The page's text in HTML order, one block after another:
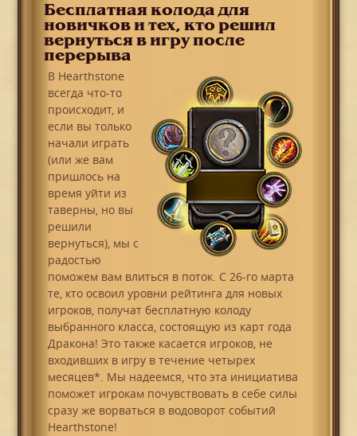
Бесплатная колода для
новичков и тех, кто решил
вернуться в игру после
перерыва
В Hearthstone
всегда что-то
происходит, и
если вы только
начали играть
(или же вам
пришлось на
время уйти из
таверны, но вы
решили
вернуться), мы с
радостью
поможем вам влиться в поток. С 26-го марта
те, кто освоил уровни рейтинга для новых
игроков, получат бесплатную колоду
выбранного класса, состоящую из карт года
Дракона! Это также касается игроков, не
входивших в игру в течение четырех
месяцев*. Мы надеемся, что эта инициатива
поможет игрокам почувствовать в себе силы
сразу же ворваться в водоворот событий
Hearthstone!